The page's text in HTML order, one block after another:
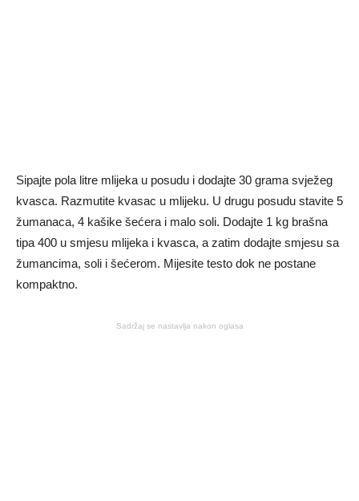
Sipajte pola litre mlijeka u posudu i dodajte 30 grama svježeg
kvasca. Razmutite kvasac u mlijeku. U drugu posudu stavite 5
žumanaca, 4 kašike šećera i malo soli. Dodajte 1 kg brašna
tipa 400 u smjesu mlijeka i kvasca, a zatim dodajte smjesu sa
žumancima, soli i šećerom. Mijesite testo dok ne postane
kompaktno.
Sadržaj se nastavlja nakon oglasa